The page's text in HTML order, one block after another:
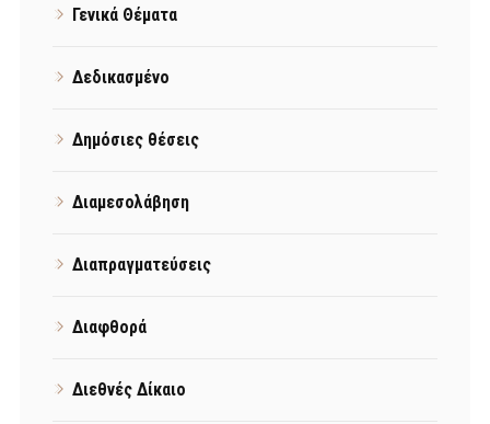
Γενικά Θέματα
Δεδικασμένο
Δημόσιες θέσεις
Διαμεσολάβηση
Διαπραγματεύσεις
Διαφθορά
Διεθνές Δίκαιο